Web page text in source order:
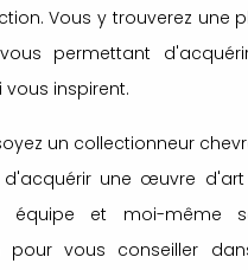
Vous y trouverez une
permettant
inspirent.
un collectionneur
d'acquérir une œuvre
équipe et moi-même
pour vous conseiller